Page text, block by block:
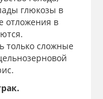
глюкозы в
отложения в
только сложные